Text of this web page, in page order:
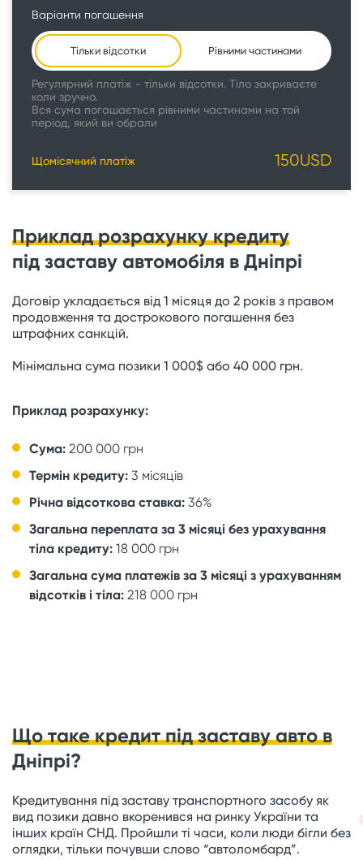
Приклад розрахунку кредиту
під заставу автомобіля в Дніпрі
Договір укладається від 1 місяця до 2 років з правом
продовження та дострокового погашення без
штрафних санкцій.
Мінімальна сума позики 1 000$ або 40 000 грн.
Приклад розрахунку:
Сума: 200 000 грн
Термін кредиту: 3 місяців
Річна відсоткова ставка: 36%
Загальна переплата за 3 місяці без урахування
тіла кредиту: 18 000 грн
Загальна сума платежів за 3 місяці з урахуванням
відсотків і тіла: 218 000 грн
Варіанти погашення
Тільки відсотки Рівними частинами
Регулярний платіж - тільки відсотки. Тіло закриваєте
коли зручно.
Вся сума погашається рівними частинами на той
період, який ви обрали
Щомісячний платіж 150USD
Що таке кредит під заставу авто в
Дніпрі?
Кредитування під заставу транспортного засобу як
вид позики давно вкоренився на ринку України та
інших країн СНД. Пройшли ті часи, коли люди бігли без
оглядки, тільки почувши слово “автоломбард”.